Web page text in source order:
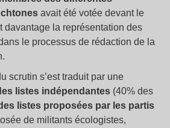
avait été votée devant le
davantage la représentation des
le processus de rédaction de la
scrutin s’est traduit par une
listes indépendantes (40% des
listes proposées par les partis
de militants écologistes,